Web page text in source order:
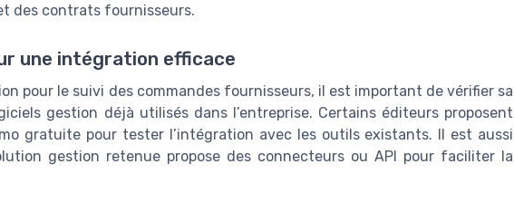
des contrats fournisseurs.
une intégration efficace
pour le suivi des commandes fournisseurs, il est important de vérifier sa
gestion déjà utilisés dans l’entreprise. Certains éditeurs proposent
gratuite pour tester l’intégration avec les outils existants. Il est aussi
gestion retenue propose des connecteurs ou API pour faciliter la